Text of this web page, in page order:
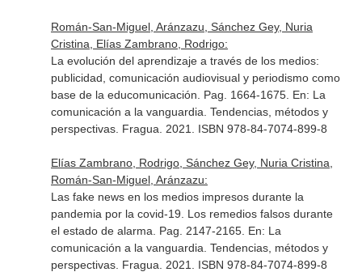
Román-San-Miguel, Aránzazu, Sánchez Gey, Nuria
Cristina, Elías Zambrano, Rodrigo:
La evolución del aprendizaje a través de los medios:
publicidad, comunicación audiovisual y periodismo como
base de la educomunicación. Pag. 1664-1675. En: La
comunicación a la vanguardia. Tendencias, métodos y
perspectivas. Fragua. 2021. ISBN 978-84-7074-899-8
Elías Zambrano, Rodrigo, Sánchez Gey, Nuria Cristina,
Román-San-Miguel, Aránzazu:
Las fake news en los medios impresos durante la
pandemia por la covid-19. Los remedios falsos durante
el estado de alarma. Pag. 2147-2165. En: La
comunicación a la vanguardia. Tendencias, métodos y
perspectivas. Fragua. 2021. ISBN 978-84-7074-899-8